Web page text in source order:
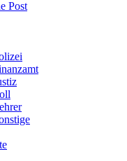
Post